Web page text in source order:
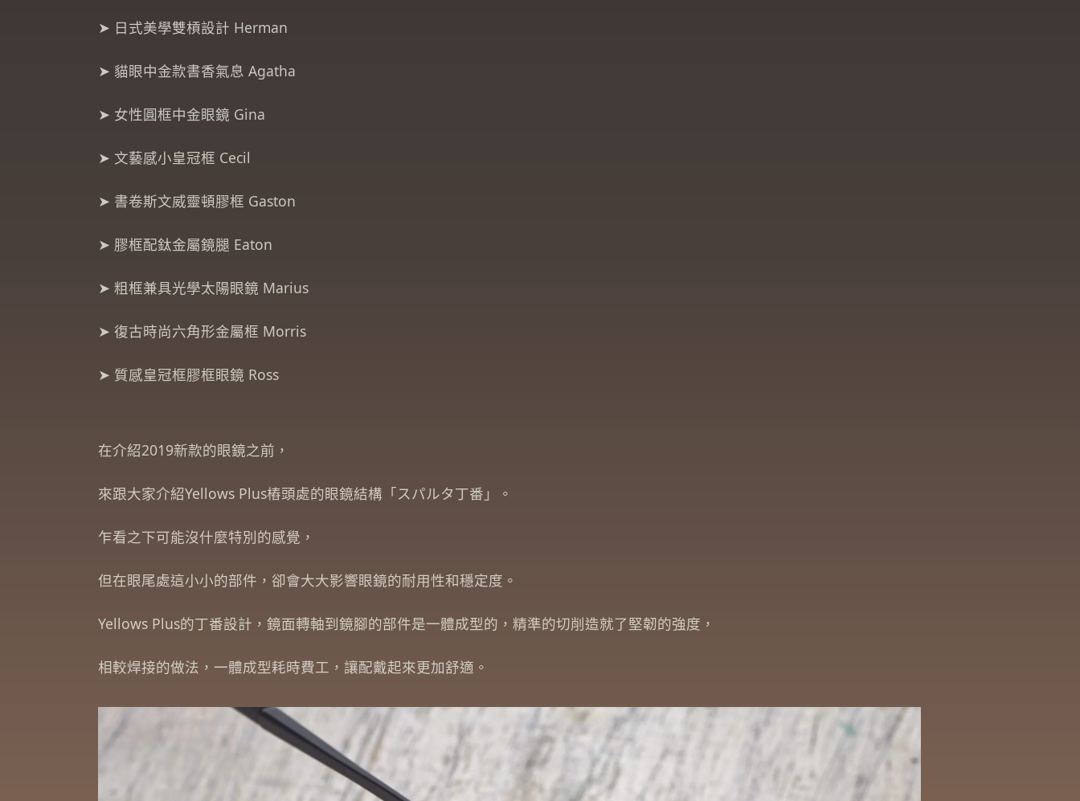
➤ 日式美學雙槓設計 Herman
➤ 貓眼中金款書香氣息 Agatha
➤ 女性圓框中金眼鏡 Gina
➤ 文藝感小皇冠框 Cecil
➤ 書卷斯文威靈頓膠框 Gaston
➤ 膠框配鈦金屬鏡腿 Eaton
➤ 粗框兼具光學太陽眼鏡 Marius
➤ 復古時尚六角形金屬框 Morris
➤ 質感皇冠框膠框眼鏡 Ross
在介紹2019新款的眼鏡之前，
來跟大家介紹Yellows Plus樁頭處的眼鏡結構「スパルタ丁番」。
乍看之下可能沒什麼特別的感覺，
但在眼尾處這小小的部件，卻會大大影響眼鏡的耐用性和穩定度。
Yellows Plus的丁番設計，鏡面轉軸到鏡腳的部件是一體成型的，精準的切削造就了堅韌的強度，
相較焊接的做法，一體成型耗時費工，讓配戴起來更加舒適。